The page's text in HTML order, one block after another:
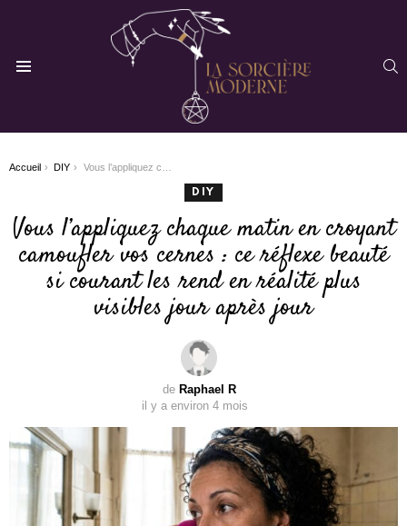
You are here:
Accueil DIY Vous l’appliquez chaque matin en croyant camoufler vos cernes : ce réflexe beauté si courant les rend en réalité plus visibles jour après jour
DIY
Vous l’appliquez chaque matin en croyant
camoufler vos cernes : ce réflexe beauté
si courant les rend en réalité plus
visibles jour après jour
de Raphael R
il y a environ 4 mois